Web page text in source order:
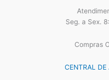
Seg. a Sex.
Compras
CENTRAL DE